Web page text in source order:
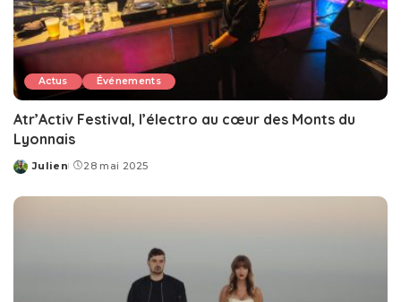
Actus Événements
Atr’Activ Festival, l’électro au cœur des Monts du
Lyonnais
Posted
Julien 28 mai 2025